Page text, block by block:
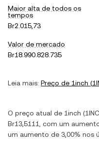
Maior alta de todos os
tempos
Br2.015,73
Valor de mercado
Br18.990.828.735
Leia mais: Preço de 1inch (
O preço atual de 1inch (
Br13,5111
, com um
um aumento de 3,00% nos